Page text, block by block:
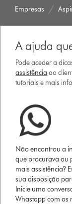
Empresas
A ajuda
Pode aceder a
assistência ao
tutoriais e mais
Não encontrou a
que procurava ou
mais assistência?
sua disposição
Inicie uma
Whastapp com os